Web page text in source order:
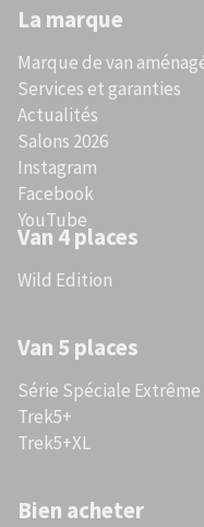
La marque
Marque de van
Services et garanties
Actualités
Salons 2026
Instagram
Facebook
YouTube
Van 4 places
Wild Edition
Van 5 places
Série Spéciale
Trek5+
Trek5+XL
Bien acheter